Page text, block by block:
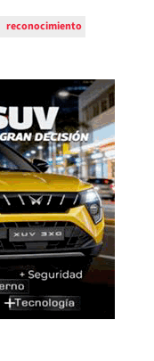
reconocimiento